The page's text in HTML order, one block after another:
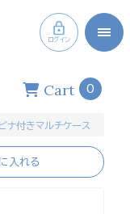
ログイン
Cart 0
ナ付きマルチケース
入れる